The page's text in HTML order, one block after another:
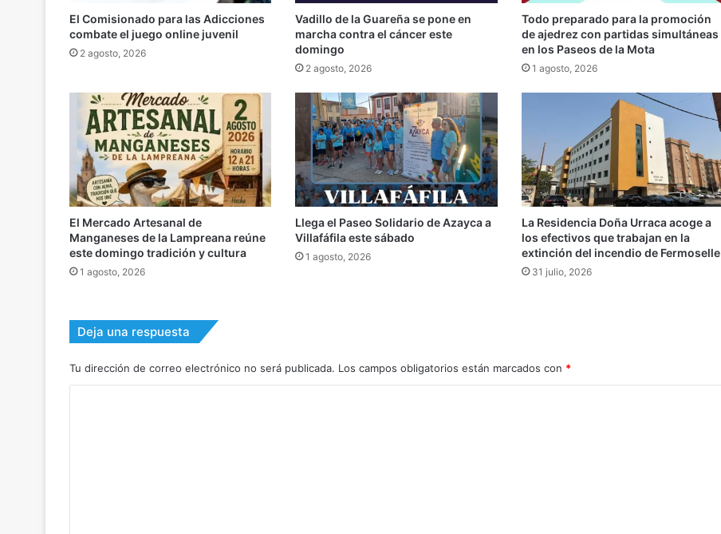
El Comisionado para las Adicciones
combate el juego online juvenil
2 agosto, 2026
Vadillo de la Guareña se pone en
marcha contra el cáncer este
domingo
2 agosto, 2026
Todo preparado para la promoción
de ajedrez con partidas simultáneas
en los Paseos de la Mota
1 agosto, 2026
El Mercado Artesanal de
Manganeses de la Lampreana reúne
este domingo tradición y cultura
1 agosto, 2026
Llega el Paseo Solidario de Azayca a
Villafáfila este sábado
1 agosto, 2026
La Residencia Doña Urraca acoge a
los efectivos que trabajan en la
extinción del incendio de Fermoselle
31 julio, 2026
Deja una respuesta
Tu dirección de correo electrónico no será publicada. Los campos obligatorios están marcados con *